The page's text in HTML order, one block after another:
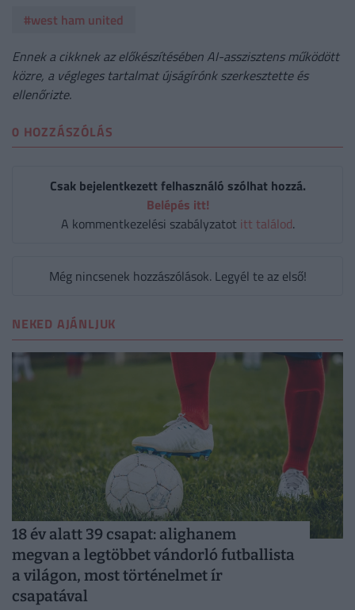
#west ham united
Ennek a cikknek az előkészítésében AI-asszisztens működött
közre, a végleges tartalmat újságírónk szerkesztette és
ellenőrizte.
0 HOZZÁSZÓLÁS
Csak bejelentkezett felhasználó szólhat hozzá.
Belépés itt!
A kommentkezelési szabályzatot itt találod.
Még nincsenek hozzászólások. Legyél te az első!
NEKED AJÁNLJUK
18 év alatt 39 csapat: alighanem
megvan a legtöbbet vándorló futballista
a világon, most történelmet ír
csapatával